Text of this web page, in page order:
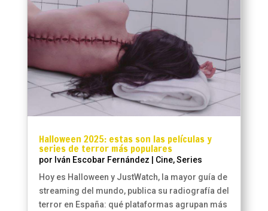
Halloween 2025: estas son las películas y
series de terror más populares
por Iván Escobar Fernández Cine,Series
Hoy es Halloween y JustWatch, la mayor guía de
streaming del mundo, publica su radiografía del
terror en España: qué plataformas agrupan más